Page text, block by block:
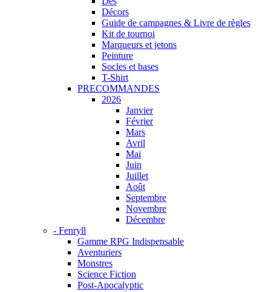
Décors
Guide de campagnes & Livre de règles
Kit de tournoi
Marqueurs et jetons
Peinture
Socles et bases
T-Shirt
PRECOMMANDES
2026
Janvier
Février
Mars
Avril
Mai
Juin
Juillet
Août
Septembre
Novembre
Décembre
- Fenryll
Gamme RPG Indispensable
Aventuriers
Monstres
Science Fiction
Post-Apocalyptic